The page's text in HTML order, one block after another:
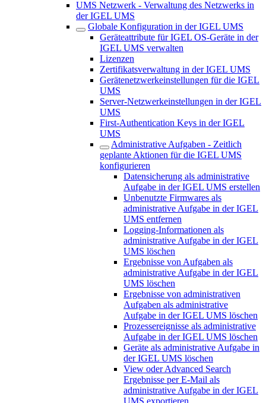
UMS Netzwerk - Verwaltung des Netzwerks in
der IGEL UMS
Globale Konfiguration in der IGEL UMS
Geräteattribute für IGEL OS-Geräte in der
IGEL UMS verwalten
Lizenzen
Zertifikatsverwaltung in der IGEL UMS
Gerätenetzwerkeinstellungen für die IGEL
UMS
Server-Netzwerkeinstellungen in der IGEL
UMS
First-Authentication Keys in der IGEL
UMS
Administrative Aufgaben - Zeitlich
geplante Aktionen für die IGEL UMS
konfigurieren
Datensicherung als administrative
Aufgabe in der IGEL UMS erstellen
Unbenutzte Firmwares als
administrative Aufgabe in der IGEL
UMS entfernen
Logging-Informationen als
administrative Aufgabe in der IGEL
UMS löschen
Ergebnisse von Aufgaben als
administrative Aufgabe in der IGEL
UMS löschen
Ergebnisse von administrativen
Aufgaben als administrative
Aufgabe in der IGEL UMS löschen
Prozessereignisse als administrative
Aufgabe in der IGEL UMS löschen
Geräte als administrative Aufgabe in
der IGEL UMS löschen
View oder Advanced Search
Ergebnisse per E-Mail als
administrative Aufgabe in der IGEL
UMS exportieren